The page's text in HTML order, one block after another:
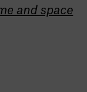
and space